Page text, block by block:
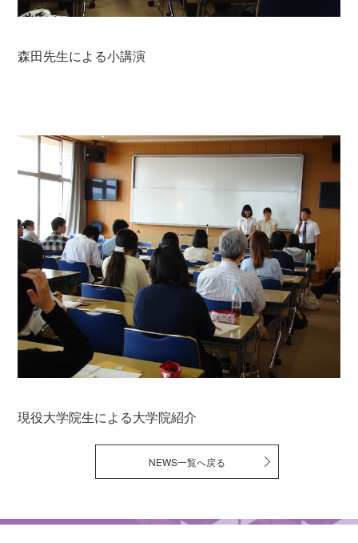
森田先生による小講演
現役大学院生による大学院紹介
NEWS一覧へ戻る